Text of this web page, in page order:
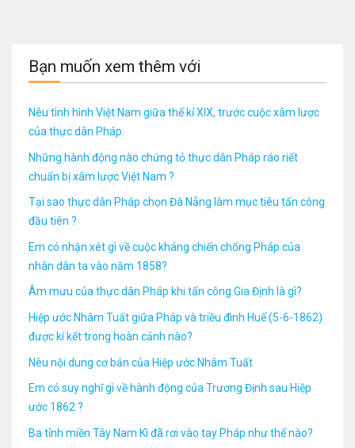
Bạn muốn xem thêm với
Nêu tình hình Việt Nam giữa thế kỉ XIX, trước cuộc xâm lược
của thực dân Pháp.
Những hành động nào chứng tỏ thực dân Pháp ráo riết
chuẩn bị xâm lược Việt Nam ?
Tại sao thực dân Pháp chọn Đà Nẵng làm mục tiêu tấn công
đầu tiên ?
Em có nhận xét gì về cuộc kháng chiến chống Pháp của
nhân dân ta vào năm 1858?
Âm mưu của thực dân Pháp khi tấn công Gia Định là gì?
Hiệp ước Nhâm Tuất giữa Pháp và triều đình Huế (5-6-1862)
được kí kết trong hoàn cảnh nào?
Nêu nội dung cơ bản của Hiệp ước Nhâm Tuất
Em có suy nghĩ gì về hành động của Trương Định sau Hiệp
ước 1862 ?
Ba tỉnh miền Tây Nam Kì đã rơi vào tay Pháp như thế nào?